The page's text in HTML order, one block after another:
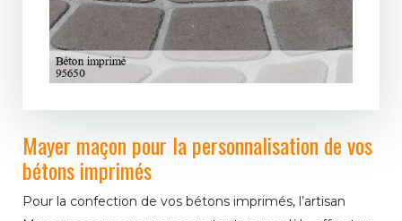
Mayer maçon pour la personnalisation de vos
bétons imprimés
Pour la confection de vos bétons imprimés, l’artisan